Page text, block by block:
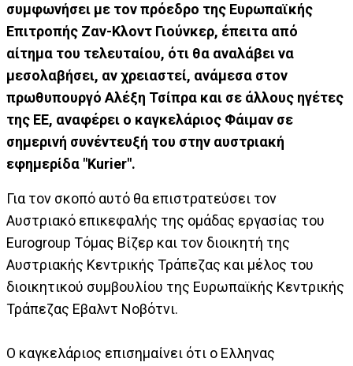
συμφωνήσει με τον πρόεδρο της Ευρωπαϊκής
Επιτροπής Ζαν-Κλοντ Γιούνκερ, έπειτα από
αίτημα του τελευταίου, ότι θα αναλάβει να
μεσολαβήσει, αν χρειαστεί, ανάμεσα στον
πρωθυπουργό Αλέξη Τσίπρα και σε άλλους ηγέτες
της ΕΕ, αναφέρει ο καγκελάριος Φάιμαν σε
σημερινή συνέντευξή του στην αυστριακή
εφημερίδα "Kurier".
Για τον σκοπό αυτό θα επιστρατεύσει τον
Αυστριακό επικεφαλής της ομάδας εργασίας του
Eurogroup Τόμας Βίζερ και τον διοικητή της
Αυστριακής Κεντρικής Τράπεζας και μέλος του
διοικητικού συμβουλίου της Ευρωπαϊκής Κεντρικής
Τράπεζας Εβαλντ Νοβότνι.
Ο καγκελάριος επισημαίνει ότι ο Ελληνας